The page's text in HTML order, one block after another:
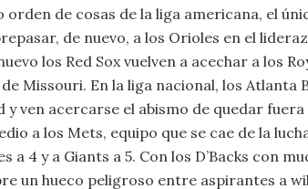
de cosas de la liga americana, el
de nuevo, a los Orioles en el
los Red Sox vuelven a acechar a los
Missouri. En la liga nacional, los Atlanta
y ven acercarse el abismo de quedar
a los Mets, equipo que se cae de la
a 4 y a Giants a 5. Con los D’Backs con
un hueco peligroso entre aspirantes a